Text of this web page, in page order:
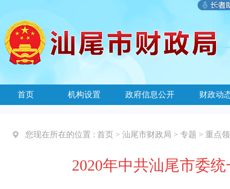
首页 机构设置 政府信息公开 财政动
您现在所在的位置 : 首页 > 汕尾市财政局 > 专题 > 重点
2020年中共汕尾市委